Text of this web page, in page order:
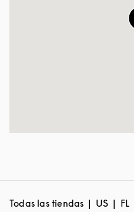
Todas las tiendas US FL